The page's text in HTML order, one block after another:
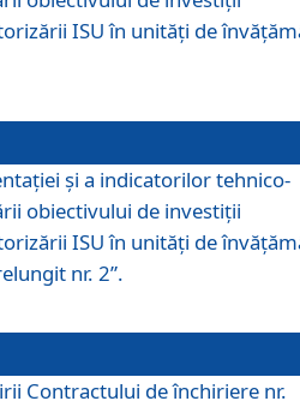
ISU în unități de
și a indicatorilor tehnico-
obiectivului de investiții
ISU în unități de
nr. 2”.
Contractului de închiriere nr.